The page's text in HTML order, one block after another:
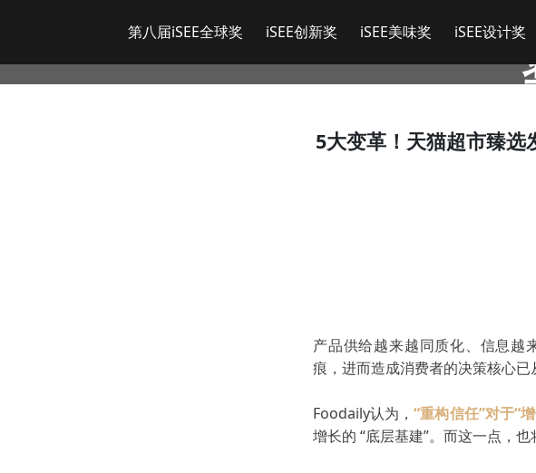
第八届iSEE全球奖 iSEE创新奖 iSEE美味奖 iSEE设计奖
5大变革！天猫超市臻选
产品供给越来越同质化、信息越
痕，进而造成消费者的决策核心已
Foodaily认为，“重构信任”对于“
增长的 “底层基建”。而这一点，